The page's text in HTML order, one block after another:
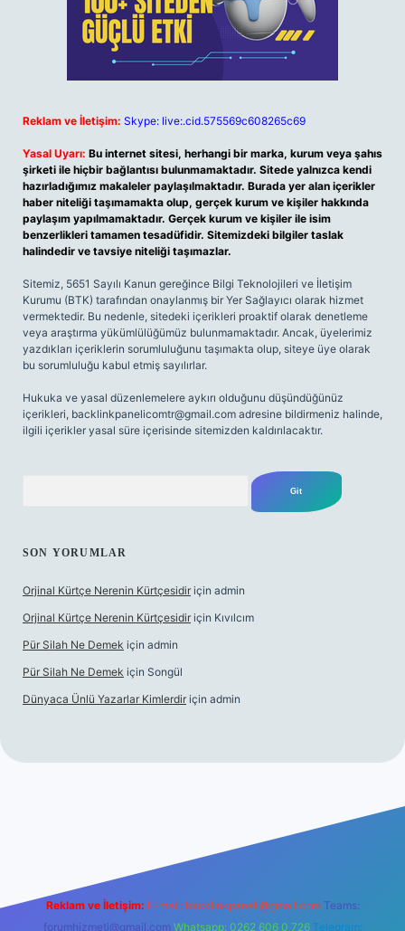
Reklam ve İletişim: Skype: live:.cid.575569c608265c69
Yasal Uyarı: Bu internet sitesi, herhangi bir marka, kurum veya şahıs
şirketi ile hiçbir bağlantısı bulunmamaktadır. Sitede yalnızca kendi
hazırladığımız makaleler paylaşılmaktadır. Burada yer alan içerikler
haber niteliği taşımamakta olup, gerçek kurum ve kişiler hakkında
paylaşım yapılmamaktadır. Gerçek kurum ve kişiler ile isim
benzerlikleri tamamen tesadüfidir. Sitemizdeki bilgiler taslak
halindedir ve tavsiye niteliği taşımazlar.
Sitemiz, 5651 Sayılı Kanun gereğince Bilgi Teknolojileri ve İletişim
Kurumu (BTK) tarafından onaylanmış bir Yer Sağlayıcı olarak hizmet
vermektedir. Bu nedenle, sitedeki içerikleri proaktif olarak denetleme
veya araştırma yükümlülüğümüz bulunmamaktadır. Ancak, üyelerimiz
yazdıkları içeriklerin sorumluluğunu taşımakta olup, siteye üye olarak
bu sorumluluğu kabul etmiş sayılırlar.
Hukuka ve yasal düzenlemelere aykırı olduğunu düşündüğünüz
içerikleri, backlinkpanelicomtr@gmail.com adresine bildirmeniz halinde,
ilgili içerikler yasal süre içerisinde sitemizden kaldırılacaktır.
SON YORUMLAR
Orjinal Kürtçe Nerenin Kürtçesidir için admin
Orjinal Kürtçe Nerenin Kürtçesidir için Kıvılcım
Pür Silah Ne Demek için admin
Pür Silah Ne Demek için Songül
Dünyaca Ünlü Yazarlar Kimlerdir için admin
Reklam ve İletişim: E-mail: backlinkpaneli@gmail.com Teams:
forumhizmeti@gmail.com Whatsapp: 0262 606 0 726 Telegram: